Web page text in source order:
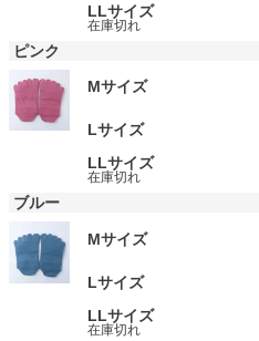
LLサイズ
在庫切れ
ピンク
Mサイズ
Lサイズ
LLサイズ
在庫切れ
ブルー
Mサイズ
Lサイズ
LLサイズ
在庫切れ